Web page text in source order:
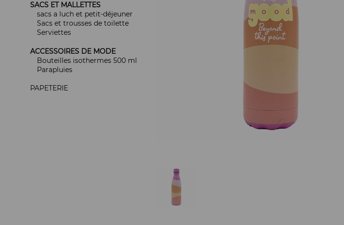
SACS ET MALLETTES
sacs a luch et petit-déjeuner
Sacs et trousses de toilette
Serviettes
ACCESSOIRES DE MODE
Bouteilles isothermes 500 ml
Parapluies
PAPETERIE